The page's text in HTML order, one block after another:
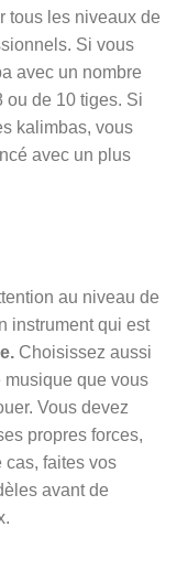
tous les niveaux de
Si vous
avec un nombre
ou de 10 tiges. Si
kalimbas, vous
avec un plus
au niveau de
instrument qui est
Choisissez aussi
que vous
Vous devez
propres forces,
cas, faites vos
avant de